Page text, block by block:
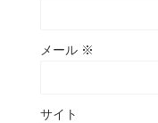
メール ※
サイト